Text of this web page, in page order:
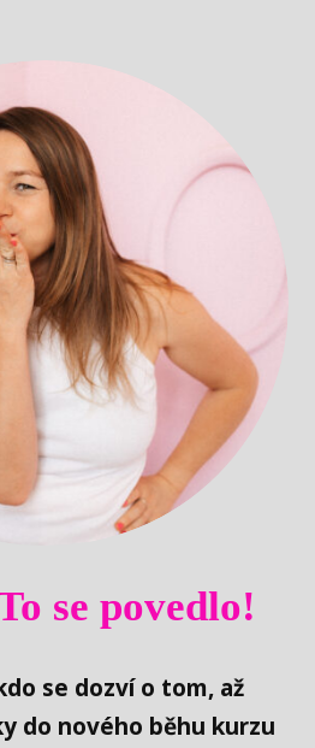
se povedlo!
se dozví o tom, až
do nového běhu kurzu